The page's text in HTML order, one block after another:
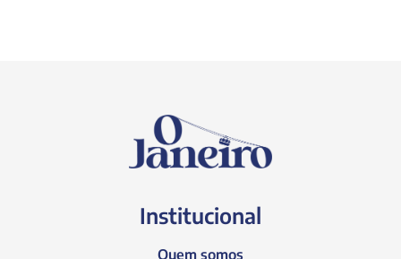
Institucional
Quem somos